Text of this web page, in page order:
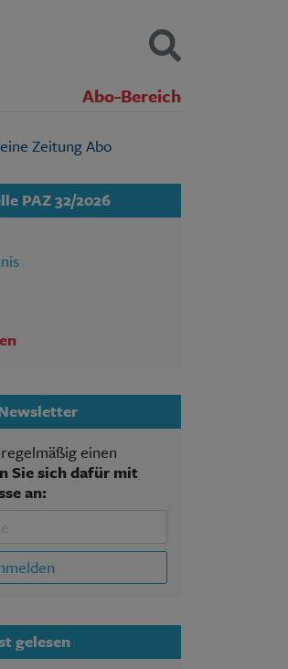
Abo-Bereich
Kontakt
Datenschutz
SUCHEN
PAZ 32/2026
einen
Sie sich dafür mit
an:
gelesen